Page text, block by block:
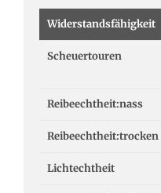
Widerstandsfähigkeit
Scheuertouren
Reibeechtheit:nass
Reibeechtheit:trocken
Lichtechtheit